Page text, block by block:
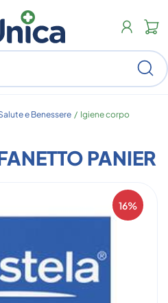
e Benessere / Igiene corpo
PANIER
16%